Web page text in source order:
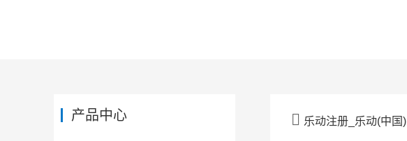
 乐动注册_乐动(中国)
产品中心